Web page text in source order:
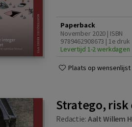
Paperback
November 2020 | ISBN
9789462908673 | 1e druk
Levertijd 1-2 werkdagen
Plaats op wensenlijst
Stratego, risk
Redactie: Aalt Willem